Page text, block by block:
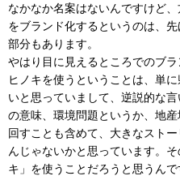
なかなか名案はないんですけど
をブランド化するというのは、
部分もあります。
やはり目に見えるところでのブ
ヒノキを使うということは、単
いと思っていまして、逆説的な
の意味、環境問題というか、地
回すことも含めて、大きなスト
んじゃないかと思っています。
キ」を使うことだろうと思うん